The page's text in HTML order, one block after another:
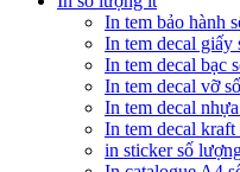
In tem bảo hành
In tem decal giấy
In tem decal bạc
In tem decal vỡ
In tem decal
In tem decal
in sticker số